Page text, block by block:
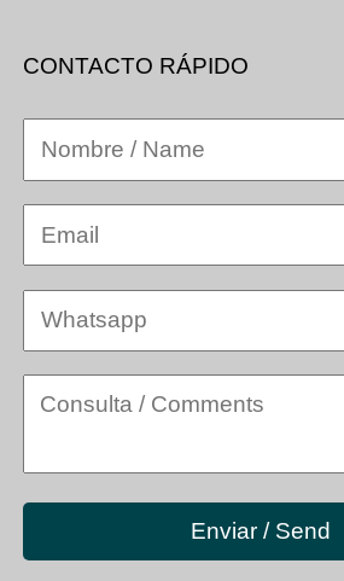
CONTACTO RÁPIDO